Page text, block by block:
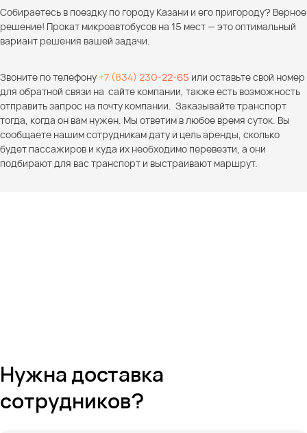
Собираетесь в поездку по городу Казани и его пригороду? Верное
решение! Прокат микроавтобусов на 15 мест — это оптимальный
вариант решения вашей задачи.
Звоните по телефону+7 (834) 230-22-65 или оставьте свой номер
для обратной связи на сайте компании, также есть возможность
отправить запрос на почту компании. Заказывайте транспорт
тогда, когда он вам нужен. Мы ответим в любое время суток. Вы
сообщаете нашим сотрудникам дату и цель аренды, сколько
будет пассажиров и куда их необходимо перевезти, а они
подбирают для вас транспорт и выстраивают маршрут.
Нужна доставка
сотрудников?